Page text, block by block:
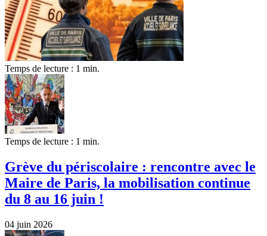
Temps de lecture : 1 min.
Temps de lecture : 1 min.
Grève du périscolaire : rencontre avec le
Maire de Paris, la mobilisation continue
du 8 au 16 juin !
04 juin 2026